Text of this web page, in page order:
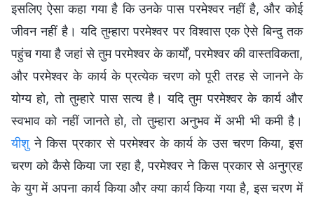
इसलिए ऐसा कहा गया है कि उनके पास परमेश्वर नहीं है, और कोई
जीवन नहीं है। यदि तुम्हारा परमेश्वर पर विश्वास एक ऐसे बिन्दु तक
पहुंच गया है जहां से तुम परमेश्वर के कार्यों, परमेश्वर की वास्तविकता,
और परमेश्वर के कार्य के प्रत्येक चरण को पूरी तरह से जानने के
योग्य हो, तो तुम्हारे पास सत्य है। यदि तुम परमेश्वर के कार्य और
स्वभाव को नहीं जानते हो, तो तुम्हारा अनुभव में अभी भी कमी है।
यीशु ने किस प्रकार से परमेश्वर के कार्य के उस चरण किया, इस
चरण को कैसे किया जा रहा है, परमेश्वर ने किस प्रकार से अनुग्रह
के युग में अपना कार्य किया और क्या कार्य किया गया है, इस चरण में